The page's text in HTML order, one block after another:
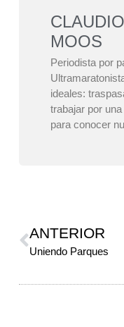
MOOS
Periodista por
ideales:
trabajar por
para conocer
ANTERIOR
Uniendo Parques